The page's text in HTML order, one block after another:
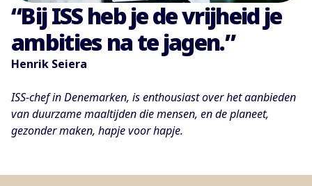
“Bij ISS heb je de vrijheid je
ambities na te jagen.”
Henrik Seiera
ISS-chef in Denemarken, is enthousiast over het aanbieden
van duurzame maaltijden die mensen, en de planeet,
gezonder maken, hapje voor hapje.